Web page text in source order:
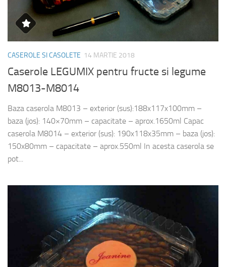
CASEROLE SI CASOLETE 14 MARTIE 2018
Caserole LEGUMIX pentru fructe si legume
M8013-M8014
Baza caserola M8013 – exterior (sus):188x117x100mm –
baza (jos): 140×70mm – capacitate – aprox.1650ml Capac
caserola M8014 – exterior (sus): 190x118x35mm – baza (jos):
150x80mm – capacitate – aprox.550ml In acesta caserola se
pot...